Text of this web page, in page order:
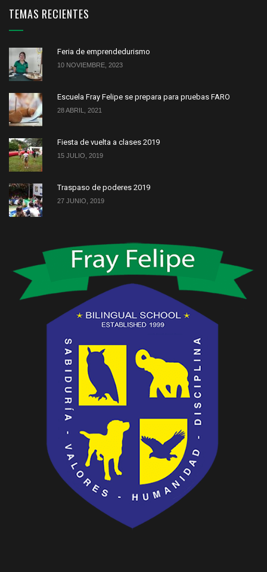
TEMAS RECIENTES
Feria de emprendedurismo
10 NOVIEMBRE, 2023
Escuela Fray Felipe se prepara para pruebas FARO
28 ABRIL, 2021
Fiesta de vuelta a clases 2019
15 JULIO, 2019
Traspaso de poderes 2019
27 JUNIO, 2019